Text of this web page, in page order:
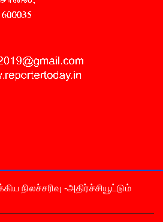
நிலச்சரிவு -அதிர்ச்சியூட்டும்